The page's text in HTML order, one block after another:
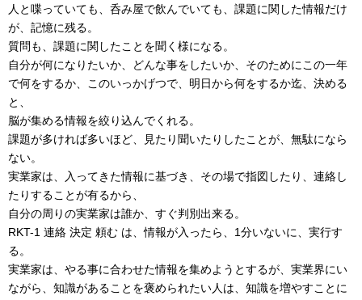
人と喋っていても、呑み屋で飲んでいても、課題に関した情報だけ
が、記憶に残る。
質問も、課題に関したことを聞く様になる。
自分が何になりたいか、どんな事をしたいか、そのためにこの一年
で何をするか、このいっかげつで、明日から何をするか迄、決める
と、
脳が集める情報を絞り込んでくれる。
課題が多ければ多いほど、見たり聞いたりしたことが、無駄になら
ない。
実業家は、入ってきた情報に基づき、その場で指図したり、連絡し
たりすることが有るから、
自分の周りの実業家は誰か、すぐ判別出来る。
RKT-1 連絡 決定 頼む は、情報が入ったら、1分いないに、実行す
る。
実業家は、やる事に合わせた情報を集めようとするが、実業界にい
ながら、知識があることを褒められたい人は、知識を増やすことに